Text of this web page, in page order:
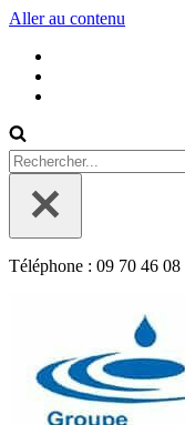
Aller au contenu
Rechercher...
Téléphone : 09 70 46